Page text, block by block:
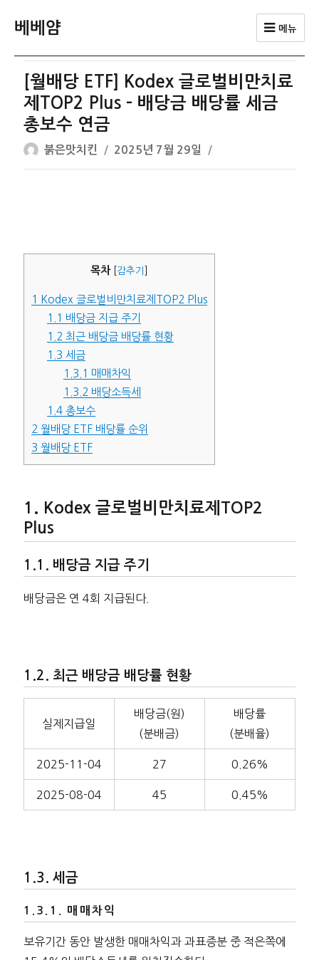
베베얌 메뉴
[월배당 ETF] Kodex 글로벌비만치료
제TOP2 Plus – 배당금 배당률 세금
총보수 연금
글
쓴
붉은맛치킨
작
성
2025년 7월 29일
목차 감추기
1
Kodex 글로벌비만치료제TOP2 Plus
1.1 배당금 지급 주기
1.2 최근 배당금 배당률 현황
1.3 세금
1.3.1 매매차익
1.3.2 배당소득세
1.4 총보수
2 월배당 ETF 배당률 순위
3 월배당 ETF
Kodex 글로벌비만치료제TOP2
Plus
배당금 지급 주기
배당금은 연 4회 지급된다.
최근 배당금 배당률 현황
실제지급일
배당금(원)
(분배금)
배당률
(분배율)
2025-11-04 27 0.26%
2025-08-04 45 0.45%
세금
매매차익
보유기간 동안 발생한 매매차익과 과표증분 중 적은쪽에